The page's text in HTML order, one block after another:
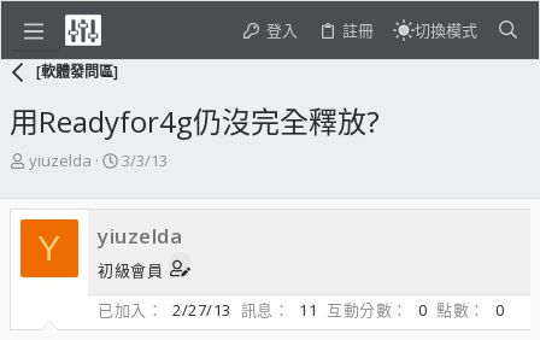
登入 註冊 切換模式
[軟體發問區]
用Readyfor4g仍沒完全釋放?
主
發
起
yiuzelda
開
日
期
3/3/13
Y yiuzelda
初級會員
已加入
2/27/13 訊息 11 互動分數 0 點數
0